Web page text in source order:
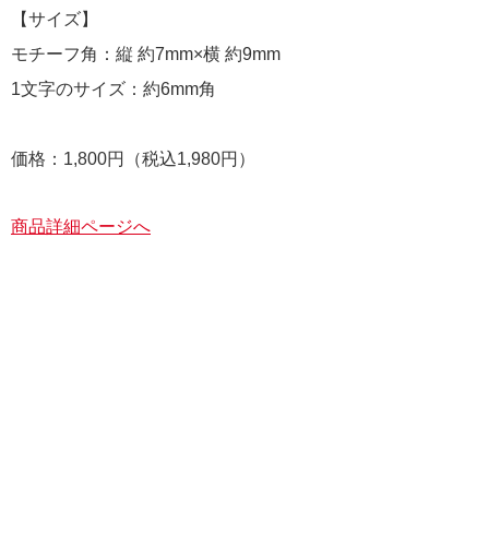
【サイズ】
モチーフ角：縦 約7mm×横 約9mm
1文字のサイズ：約6mm角
価格：1,800円（税込1,980円）
商品詳細ページへ